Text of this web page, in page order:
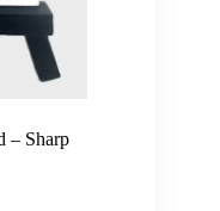
– Sharp